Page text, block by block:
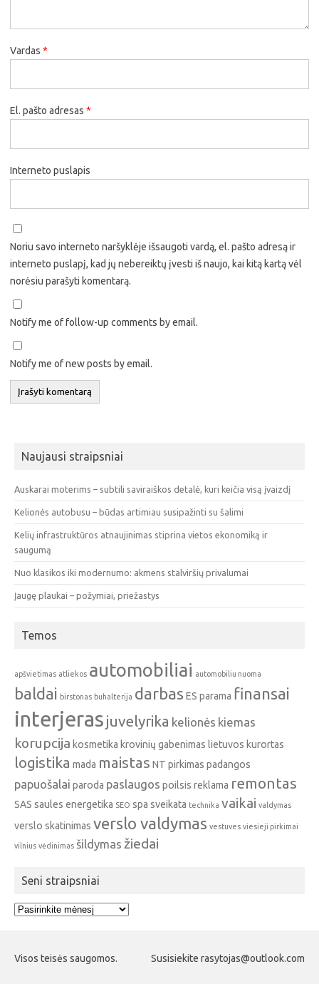
Vardas *
El. pašto adresas *
Interneto puslapis
Noriu savo interneto naršyklėje išsaugoti vardą, el. pašto adresą ir
interneto puslapį, kad jų nebereiktų įvesti iš naujo, kai kitą kartą vėl
norėsiu parašyti komentarą.
Notify me of follow-up comments by email.
Notify me of new posts by email.
Naujausi straipsniai
Auskarai moterims – subtili saviraiškos detalė, kuri keičia visą įvaizdį
Kelionės autobusu – būdas artimiau susipažinti su šalimi
Kelių infrastruktūros atnaujinimas stiprina vietos ekonomiką ir
saugumą
Nuo klasikos iki modernumo: akmens stalviršių privalumai
Įaugę plaukai – požymiai, priežastys
Temos
apšvietimas atliekos automobiliai automobiliu nuoma
baldai birstonas buhalterija darbas ES parama finansai
interjeras juvelyrika kelionės kiemas
korupcija kosmetika krovinių gabenimas lietuvos kurortas
logistika mada maistas NT pirkimas padangos
papuošalai paroda paslaugos poilsis reklama remontas
SAS saules energetika SEO spa sveikata technika vaikai valdymas
verslo skatinimas verslo valdymas vestuves viesieji pirkimai
vilnius vėdinimas šildymas žiedai
Seni straipsniai
Seni
Visos teisės saugomos. Susisiekite rasytojas@outlook.com